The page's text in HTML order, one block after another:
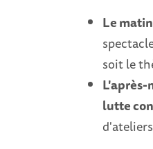
Le
soit le
lutte